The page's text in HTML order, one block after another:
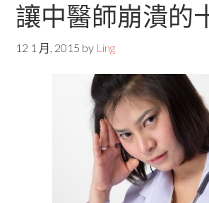
讓中醫師崩潰的
12 1 月, 2015 by Ling